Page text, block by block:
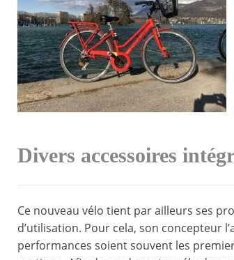
Divers accessoires
Ce nouveau vélo tient par ailleurs ses
d’utilisation. Pour cela, son concepteur
performances soient souvent les